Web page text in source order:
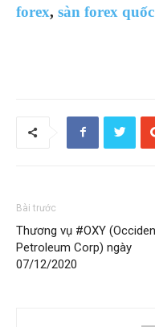
forex, sàn forex
Bài trước
Thương vụ #OXY
Petroleum Corp) ngày
07/12/2020